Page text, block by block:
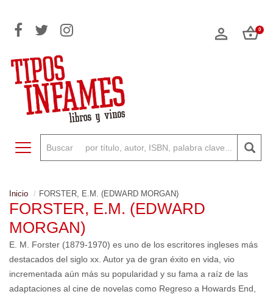
0
Toggle navigation
Inicio FORSTER, E.M. (EDWARD MORGAN)
FORSTER, E.M. (EDWARD
MORGAN)
E. M. Forster (1879-1970) es uno de los escritores ingleses más
destacados del siglo xx. Autor ya de gran éxito en vida, vio
incrementada aún más su popularidad y su fama a raíz de las
adaptaciones al cine de novelas como Regreso a Howards End,